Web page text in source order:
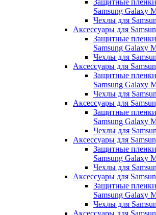
Samsung Galaxy
Чехлы для
Аксессуары для
Защитные пленки
Samsung Galaxy
Чехлы для
Аксессуары для
Защитные пленки
Samsung Galaxy
Чехлы для
Аксессуары для
Защитные пленки
Samsung Galaxy
Чехлы для
Аксессуары для
Защитные пленки
Samsung Galaxy
Чехлы для
Аксессуары для
Защитные пленки
Samsung Galaxy
Чехлы для
Аксессуары для